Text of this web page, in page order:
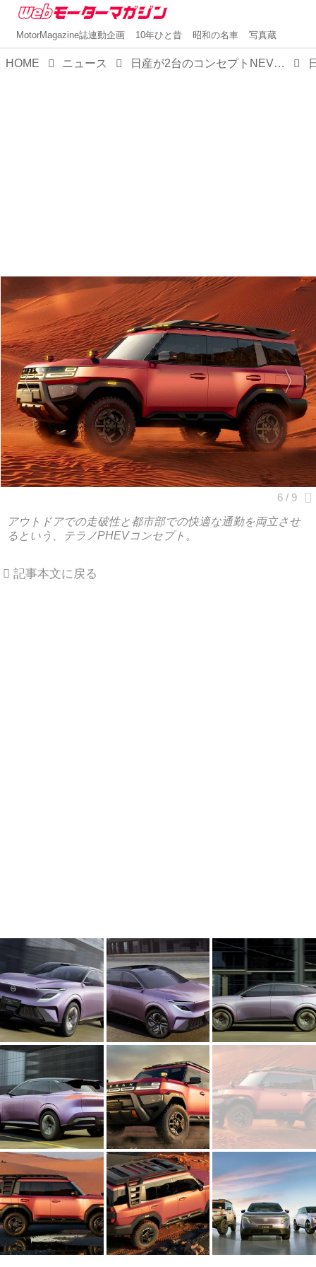
MotorMagazine誌連動企画 10年ひと昔 昭和の名車 写真蔵
HOME ニュース 日産が2台のコンセプトNEVを初公開。1980年代に人気を集めた「テラノ」の車名が北京モーターショーで復活
アウトドアでの走破性と都市部での快適な通勤を両立させ
るという、テラノPHEVコンセプト。
記事本文に戻る